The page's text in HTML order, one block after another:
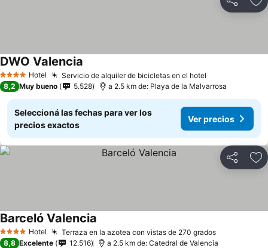
Compartir
4 EstrellasHotel Servicio de alquiler de bicicletas en el hotel
DWO Valencia
8,2 Muy bueno 5.528 a 2.5 km de: Playa de la Malvarrosa
Seleccioná las fechas para ver los
precios exactos
Ver precios
Compartir
4 EstrellasHotel Terraza en la azotea con vistas de 270 gradosVer precios
Barceló Valencia
8,8 Excelente 12.516 a 2.5 km de: Catedral de Valencia